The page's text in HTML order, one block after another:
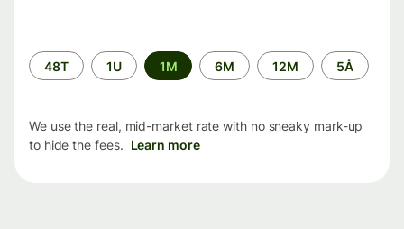
Time
period
48T 1U 1M 6M 12M 5Å
We use the real, mid-market rate with no sneaky mark-up
to hide the fees. Learn more